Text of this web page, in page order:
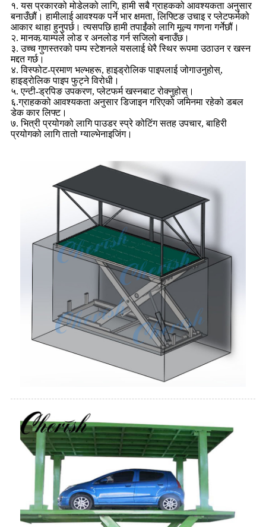
१. यस प्रकारको मोडेलको लागि, हामी सबै ग्राहकको आवश्यकता अनुसार
बनाउँछौं। हामीलाई आवश्यक पर्ने भार क्षमता, लिफ्टिङ उचाइ र प्लेटफर्मको
आकार थाहा हुनुपर्छ। त्यसपछि हामी तपाईंको लागि मूल्य गणना गर्नेछौं।
२. मानक र्‍याम्पले लोड र अनलोड गर्न सजिलो बनाउँछ।
३. उच्च गुणस्तरको पम्प स्टेशनले यसलाई धेरै स्थिर रूपमा उठाउन र खस्न
मद्दत गर्छ।
४. विस्फोट-प्रमाण भल्भहरू, हाइड्रोलिक पाइपलाई जोगाउनुहोस्,
हाइड्रोलिक पाइप फुट्ने विरोधी।
५. एन्टी-ड्रपिङ उपकरण, प्लेटफर्म खस्नबाट रोक्नुहोस्।
६.ग्राहकको आवश्यकता अनुसार डिजाइन गरिएको जमिनमा रहेको डबल
डेक कार लिफ्ट।
७. भित्री प्रयोगको लागि पाउडर स्प्रे कोटिंग सतह उपचार, बाहिरी
प्रयोगको लागि तातो ग्याल्भेनाइजिंग।